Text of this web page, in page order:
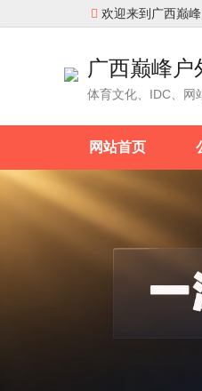
 欢迎来到广西巅
广西巅峰户
体育文化、IDC、网
网站首页